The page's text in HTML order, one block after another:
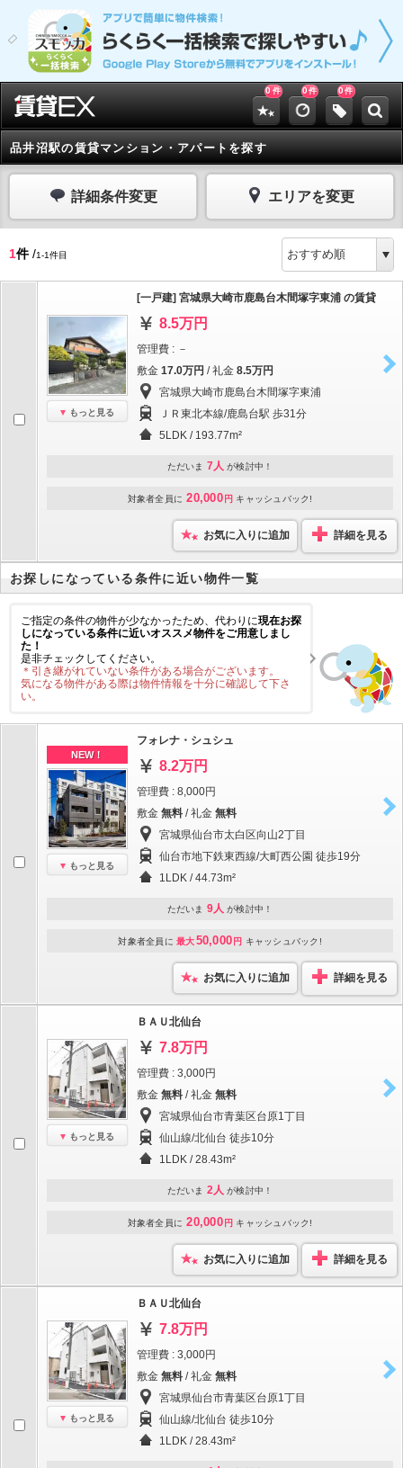
0 件 0件 0件
品井沼駅の賃貸マンション・アパートを探す
詳細条件変更 エリアを変更
1件/1-1件目
もっと見る
[一戸建] 宮城県大崎市鹿島台木間塚字東浦 の賃貸
8.5万円
管理費 : －
敷金 17.0万円 / 礼金 8.5万円
宮城県大崎市鹿島台木間塚字東浦
ＪＲ東北本線/鹿島台駅 歩31分
5LDK / 193.77m²
ただいま 7人 が検討中！
対象者全員に 20,000 円 キャッシュバック!
お気に入りに追加 詳細を見る
お探しになっている条件に近い物件一覧
ご指定の条件の物件が少なかったため、代わりに現在お探
しになっている条件に近いオススメ物件をご用意しまし
た！
是非チェックしてください。
＊引き継がれていない条件がある場合がございます。
気になる物件がある際は物件情報を十分に確認して下さ
い。
NEW！
もっと見る
フォレナ・シュシュ
8.2万円
管理費 : 8,000円
敷金 無料 / 礼金 無料
宮城県仙台市太白区向山2丁目
仙台市地下鉄東西線/大町西公園 徒歩19分
1LDK / 44.73m²
ただいま 9人 が検討中！
対象者全員に 最大50,000 円 キャッシュバック!
お気に入りに追加 詳細を見る
もっと見る
ＢＡＵ北仙台
7.8万円
管理費 : 3,000円
敷金 無料 / 礼金 無料
宮城県仙台市青葉区台原1丁目
仙山線/北仙台 徒歩10分
1LDK / 28.43m²
ただいま 2人 が検討中！
対象者全員に 20,000 円 キャッシュバック!
お気に入りに追加 詳細を見る
もっと見る
ＢＡＵ北仙台
7.8万円
管理費 : 3,000円
敷金 無料 / 礼金 無料
宮城県仙台市青葉区台原1丁目
仙山線/北仙台 徒歩10分
1LDK / 28.43m²